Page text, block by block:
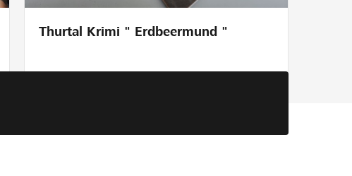
Thurtal Krimi " Erdbeermund "